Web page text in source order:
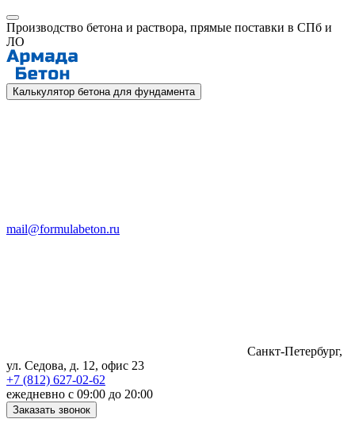
Производство бетона и раствора, прямые поставки в СПб и
ЛО
Калькулятор бетона для фундамента
mail@formulabeton.ru
Санкт-Петербург,
ул. Седова, д. 12, офис 23
+7 (812) 627-02-62
ежедневно с 09:00 до 20:00
Заказать звонок